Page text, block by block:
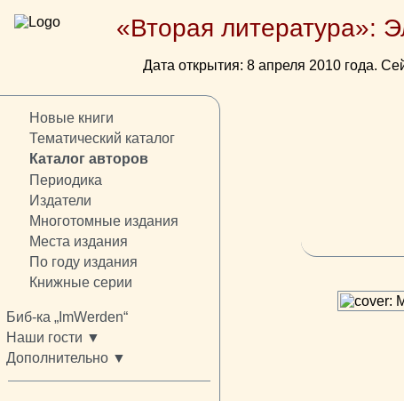
«Вторая литература»:
Дата открытия: 8 апреля 2010 года.
Новые книги
Тематический каталог
Каталог авторов
Периодика
Издатели
Многотомные издания
Места издания
По году издания
Книжные серии
Биб-ка „ImWerden“
Наши гости ▼
Дополнительно ▼